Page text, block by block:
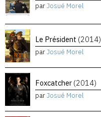
parJosué Morel
Le Président (2014)
parJosué Morel
Foxcatcher (2014)
parJosué Morel